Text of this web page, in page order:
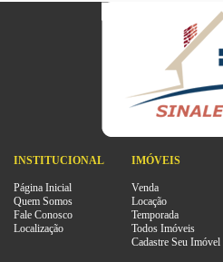
INSTITUCIONAL
Página Inicial
Quem Somos
Fale Conosco
Localização
IMÓVEIS
Venda
Locação
Temporada
Todos Imóveis
Cadastre Seu Imóvel